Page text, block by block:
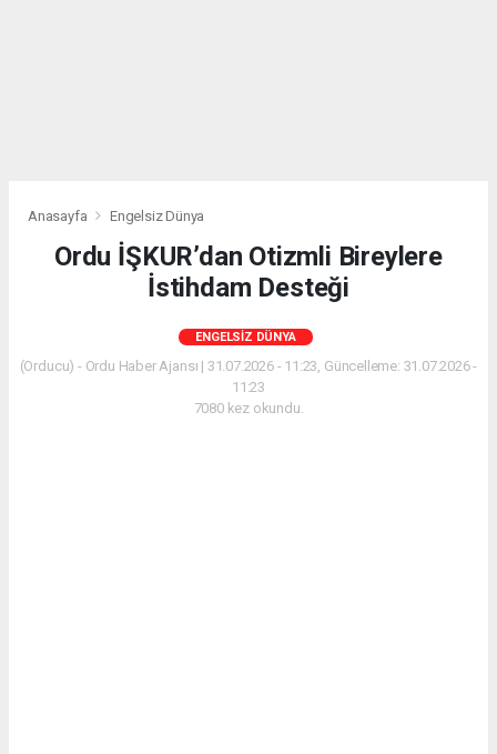
Anasayfa Engelsiz Dünya
Ordu İŞKUR’dan Otizmli Bireylere
İstihdam Desteği
ENGELSIZ DÜNYA
(Orducu) - Ordu Haber Ajansı | 31.07.2026 - 11:23, Güncelleme: 31.07.2026 -
11:23
7080 kez okundu.